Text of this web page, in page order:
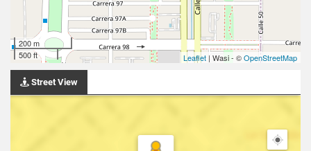
200 m
500 ft
Leaflet | Wasi - ©OpenStreetMap
Street View